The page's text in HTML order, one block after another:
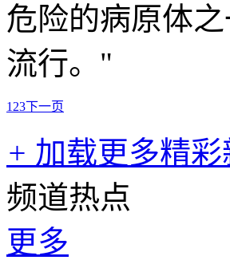
危险的病原体
流行。"
1 23下一页
+ 加载更多精彩
频道热点
更多